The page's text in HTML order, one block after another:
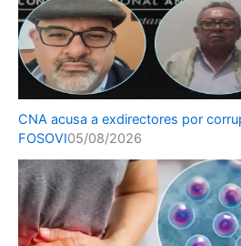
CNA acusa a exdirectores por
FOSOVI05/08/2026